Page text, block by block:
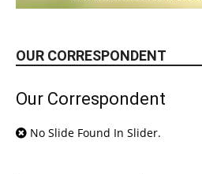
OUR CORRESPONDENT
Our Correspondent
No Slide Found In Slider.